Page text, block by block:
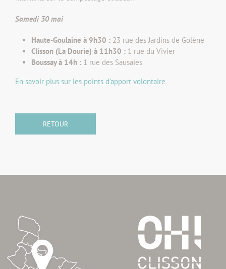
Samedi 30 mai
Haute-Goulaine à 9h30 : 23 rue des Jardins de Golène
Clisson (La Dourie) à 11h30 : 1 rue du Vivier
Boussay à 14h : 1 rue des Sausaies
En savoir plus sur les points d'apport volontaire
RETOUR